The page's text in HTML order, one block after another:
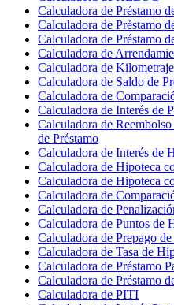
Calculadora de Préstamo
Calculadora de Préstamo
Calculadora de Préstamo
Calculadora de
Calculadora de
Calculadora de Saldo de
Calculadora de
Calculadora de Interés de
Calculadora de
de Préstamo
Calculadora de Interés de
Calculadora de Hipoteca
Calculadora de Hipoteca
Calculadora de
Calculadora de
Calculadora de Puntos de
Calculadora de Prepago
Calculadora de Tasa de
Calculadora de Préstamo
Calculadora de Préstamo
Calculadora de PITI